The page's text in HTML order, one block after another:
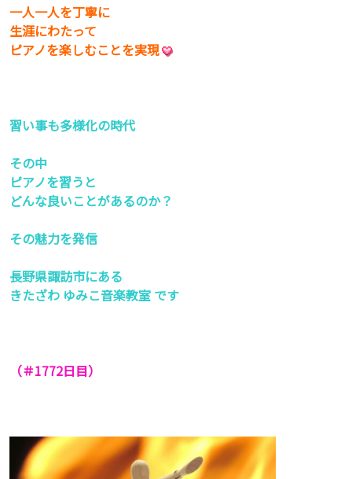
一人一人を丁寧に
生涯にわたって
ピアノを楽しむことを実現
習い事も多様化の時代
その中
ピアノを習うと
どんな良いことがあるのか？
その魅力を発信
長野県諏訪市にある
きたざわ ゆみこ音楽教室 です
（＃1772日目）